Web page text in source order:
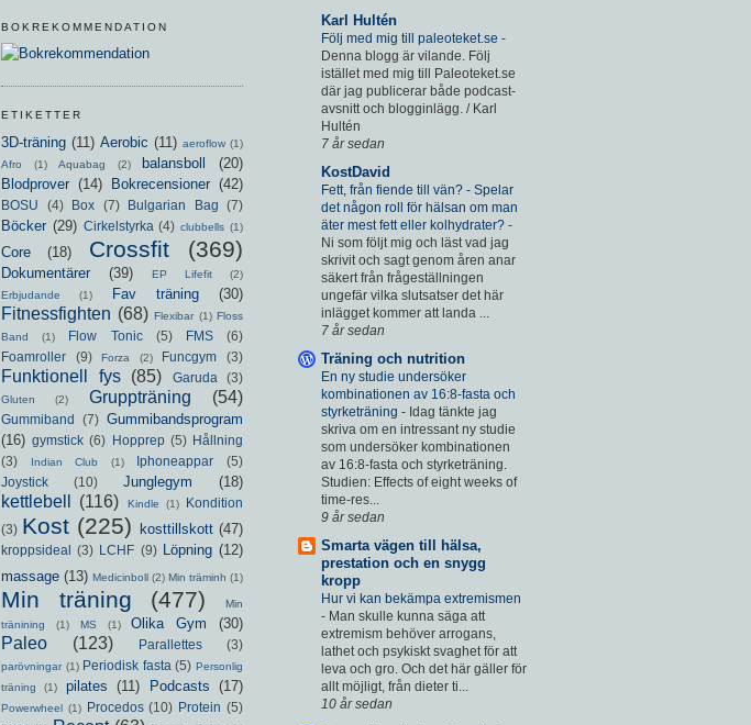
Karl Hultén
Följ med mig till paleoteket.se -
Denna blogg är vilande. Följ
istället med mig till Paleoteket.se
där jag publicerar både podcast-
avsnitt och blogginlägg. / Karl
Hultén
7 år sedan
KostDavid
Fett, från fiende till vän? - Spelar
det någon roll för hälsan om man
äter mest fett eller kolhydrater? -
Ni som följt mig och läst vad jag
skrivit och sagt genom åren anar
säkert från frågeställningen
ungefär vilka slutsatser det här
inlägget kommer att landa ...
7 år sedan
Träning och nutrition
En ny studie undersöker
kombinationen av 16:8-fasta och
styrketräning - Idag tänkte jag
skriva om en intressant ny studie
som undersöker kombinationen
av 16:8-fasta och styrketräning.
Studien: Effects of eight weeks of
time-res...
9 år sedan
Smarta vägen till hälsa,
prestation och en snygg
kropp
Hur vi kan bekämpa extremismen
- Man skulle kunna säga att
extremism behöver arrogans,
lathet och psykiskt svaghet för att
leva och gro. Och det här gäller för
allt möjligt, från dieter ti...
10 år sedan
BOKREKOMMENDATION
ETIKETTER
3D-träning (11) Aerobic (11) aeroflow (1)
Afro
(1) Aquabag (2) balansboll
(20)
Blodprover (14) Bokrecensioner (42)
BOSU (4) Box (7) Bulgarian Bag (7)
Böcker (29) Cirkelstyrka (4) clubbells (1)
Core (18) Crossfit (369)
Dokumentärer (39) EP Lifefit
(2)
Erbjudande
(1) Fav träning (30)
Fitnessfighten (68) Flexibar (1) Floss
Band
(1) Flow Tonic (5) FMS
(6)
Foamroller
(9) Forza (2) Funcgym (3)
Funktionell fys (85) Garuda (3)
Gluten (2) Gruppträning (54)
Gummiband (7) Gummibandsprogram
(16) gymstick (6) Hopprep (5) Hållning
(3)
Indian Club (1) Iphoneappar
(5)
Joystick
(10) Junglegym (18)
kettlebell (116) Kindle (1)
Kondition
(3) Kost (225) kosttillskott (47)
kroppsideal (3) LCHF (9) Löpning (12)
massage (13) Medicinboll (2) Min träminh (1)
Min träning (477)
Min
tränining
(1) MS (1) Olika Gym (30)
Paleo (123) Parallettes (3)
parövningar (1) Periodisk fasta (5) Personlig
träning
(1) pilates (11) Podcasts (17)
Powerwheel (1) Procedos (10) Protein (5)